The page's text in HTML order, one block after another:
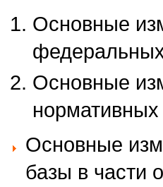
Основные
Основные
Основные
базы в части